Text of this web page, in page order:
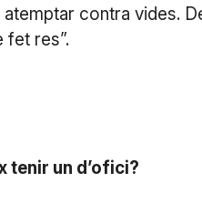
contra vides.
fet res”.
tenir un d’ofici?